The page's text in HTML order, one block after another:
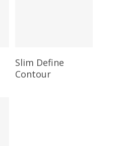
Slim Define
Contour